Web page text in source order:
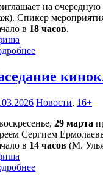
на очередную
Спикер
в 18 часов.
Новости, 16+
29 марта
Сергием
в 14 часов (М.